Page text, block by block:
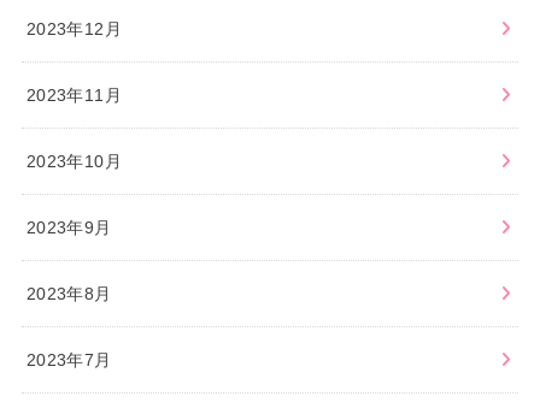
2023年12月
2023年11月
2023年10月
2023年9月
2023年8月
2023年7月